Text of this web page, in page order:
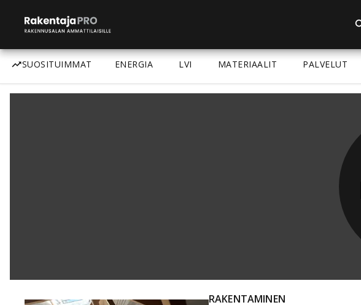
SUOSITUIMMAT ENERGIA LVI MATERIAALIT PALVELUT
RAKENTAMINEN